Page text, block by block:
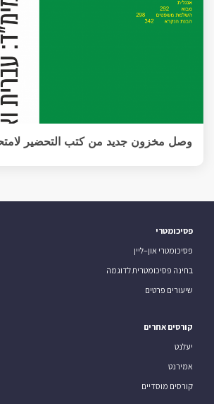
وصل مخزون جديد من كتب التحضير
פסיכומטרי
פסיכומטרי און–ליין
בחינה פסיכומטרית לדוגמה
שיעורים פרטים
קורסים אחרים
יעלנט
אמירנט
קורסים מוסדיים